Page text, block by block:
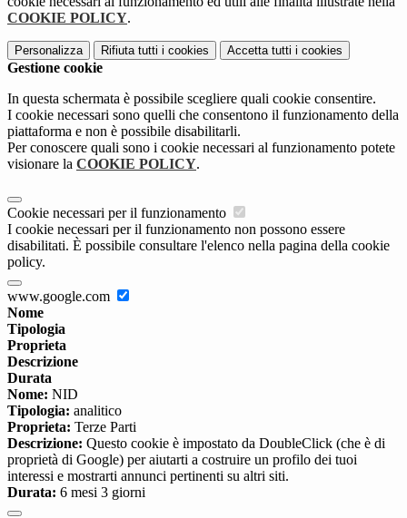
COOKIE POLICY.
Personalizza Rifiuta tutti i cookies Accetta tutti i cookies
Gestione cookie
In questa schermata è possibile scegliere quali cookie consentire.
I cookie necessari sono quelli che consentono il funzionamento della
piattaforma e non è possibile disabilitarli.
Per conoscere quali sono i cookie necessari al funzionamento potete
visionare la COOKIE POLICY.
Cookie necessari per il funzionamento
I cookie necessari per il funzionamento non possono essere
disabilitati. È possibile consultare l'elenco nella pagina della cookie
policy.
www.google.com
Nome
Tipologia
Proprieta
Descrizione
Durata
Nome: NID
Tipologia: analitico
Proprieta: Terze Parti
Descrizione: Questo cookie è impostato da DoubleClick (che è di
proprietà di Google) per aiutarti a costruire un profilo dei tuoi
interessi e mostrarti annunci pertinenti su altri siti.
Durata: 6 mesi 3 giorni